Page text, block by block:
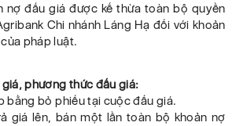
nợ đấu giá được kế thừa toàn bộ quyền
Chi nhánh Láng Hạ đối với khoản
pháp luật.
giá, phương thức đấu giá:
bằng bỏ phiếu tại cuộc đấu giá.
giá lên, bán một lần toàn bộ khoản nợ